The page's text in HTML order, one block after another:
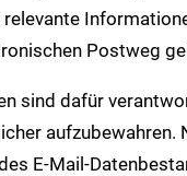
Postweg
sind dafür
aufzubewahren.
E-Mail-